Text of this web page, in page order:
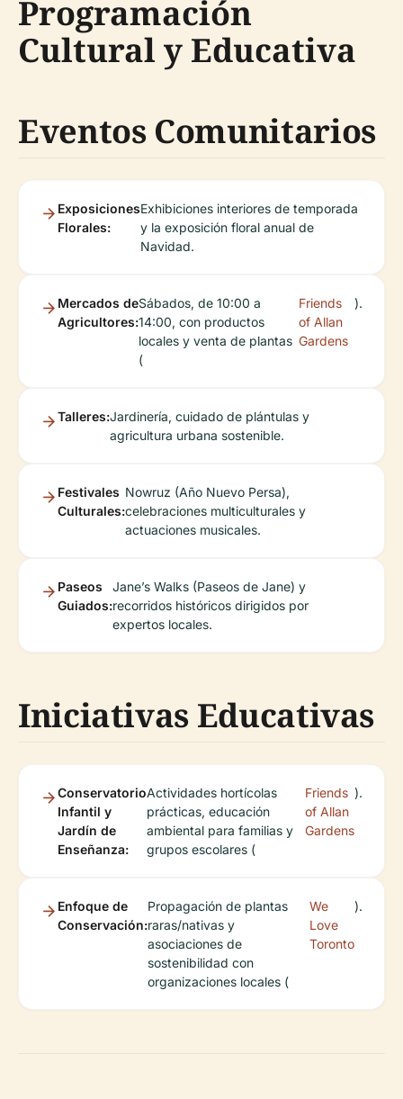
Programación
Cultural y Educativa
Eventos Comunitarios
Exposiciones
Florales:
Exhibiciones interiores de temporada
y la exposición floral anual de
Navidad.
Mercados de
Agricultores:
Sábados, de 10:00 a
14:00, con productos
locales y venta de plantas
(
Friends
of Allan
Gardens
).
Talleres:Jardinería, cuidado de plántulas y
agricultura urbana sostenible.
Festivales
Culturales:
Nowruz (Año Nuevo Persa),
celebraciones multiculturales y
actuaciones musicales.
Paseos
Guiados:
Jane’s Walks (Paseos de Jane) y
recorridos históricos dirigidos por
expertos locales.
Iniciativas Educativas
Conservatorio
Infantil y
Jardín de
Enseñanza:
Actividades hortícolas
prácticas, educación
ambiental para familias y
grupos escolares (
Friends
of Allan
Gardens
).
Enfoque de
Conservación:
Propagación de plantas
raras/nativas y
asociaciones de
sostenibilidad con
organizaciones locales (
We
Love
Toronto
).